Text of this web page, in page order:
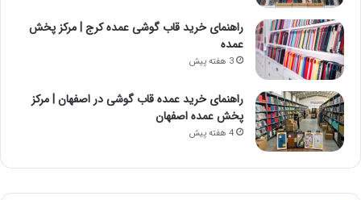
راهنمای خرید قاب گوشی عمده کرج | مرکز پخش
عمده
3 هفته پیش
راهنمای خرید عمده قاب گوشی در اصفهان | مرکز
پخش عمده اصفهان
4 هفته پیش